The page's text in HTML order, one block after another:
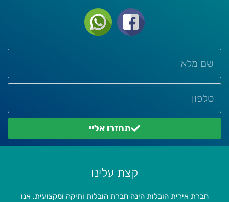
תחזרו אליי
קצת עלינו
חברת אירית הובלות הינה חברת הובלות ותיקה ומקצועית. אנו